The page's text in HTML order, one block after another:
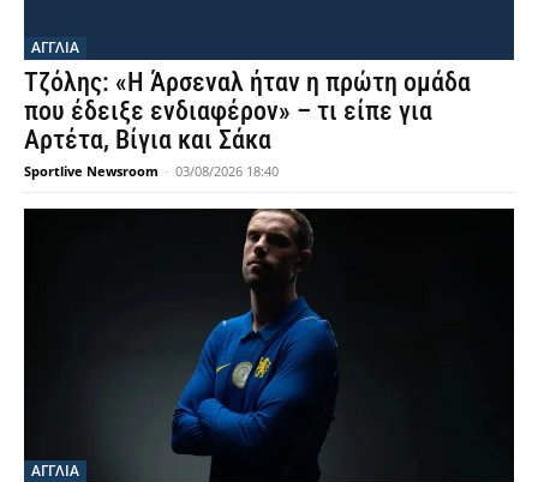
ΑΓΓΛΙΑ
Τζόλης: «Η Άρσεναλ ήταν η πρώτη ομάδα
που έδειξε ενδιαφέρον» – τι είπε για
Αρτέτα, Βίγια και Σάκα
Sportlive Newsroom - 03/08/2026 18:40
ΑΓΓΛΙΑ